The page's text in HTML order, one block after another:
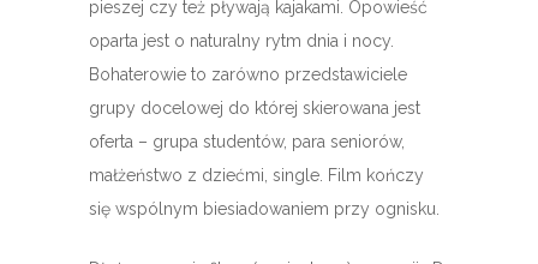
pieszej czy też pływają kajakami. Opowieść
oparta jest o naturalny rytm dnia i nocy.
Bohaterowie to zarówno przedstawiciele
grupy docelowej do której skierowana jest
oferta – grupa studentów, para seniorów,
małżeństwo z dziećmi, single. Film kończy
się wspólnym biesiadowaniem przy ognisku.